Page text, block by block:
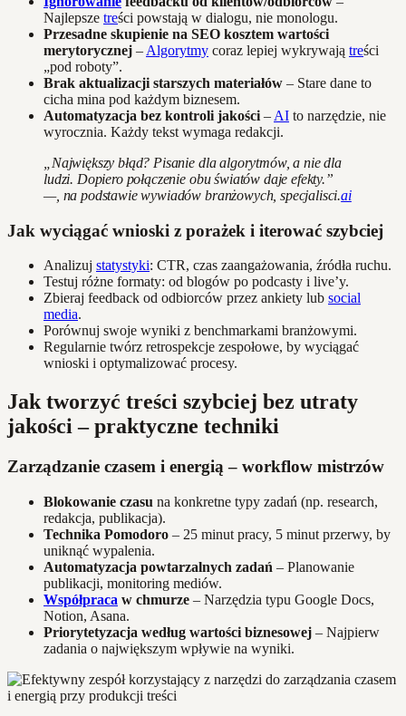
Najlepsze treści powstają w dialogu, nie monologu.
Przesadne skupienie na SEO kosztem wartości
merytorycznej – Algorytmy coraz lepiej wykrywają treści
„pod roboty”.
Brak aktualizacji starszych materiałów – Stare dane to
cicha mina pod każdym biznesem.
Automatyzacja bez kontroli jakości – AI to narzędzie, nie
wyrocznia. Każdy tekst wymaga redakcji.
„Największy błąd? Pisanie dla algorytmów, a nie dla
ludzi. Dopiero połączenie obu światów daje efekty.”
—, na podstawie wywiadów branżowych, specjalisci.ai
Jak wyciągać wnioski z porażek i iterować szybciej
Analizuj statystyki: CTR, czas zaangażowania, źródła ruchu.
Testuj różne formaty: od blogów po podcasty i live’y.
Zbieraj feedback od odbiorców przez ankiety lub social
media.
Porównuj swoje wyniki z benchmarkami branżowymi.
Regularnie twórz retrospekcje zespołowe, by wyciągać
wnioski i optymalizować procesy.
Jak tworzyć treści szybciej bez utraty
jakości – praktyczne techniki
Zarządzanie czasem i energią – workflow mistrzów
Blokowanie czasu na konkretne typy zadań (np. research,
redakcja, publikacja).
Technika Pomodoro – 25 minut pracy, 5 minut przerwy, by
uniknąć wypalenia.
Automatyzacja powtarzalnych zadań – Planowanie
publikacji, monitoring mediów.
Współpraca w chmurze – Narzędzia typu Google Docs,
Notion, Asana.
Priorytetyzacja według wartości biznesowej – Najpierw
zadania o największym wpływie na wyniki.